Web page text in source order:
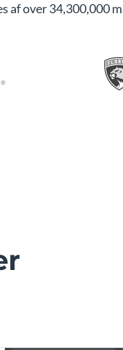
af over 34,300,000